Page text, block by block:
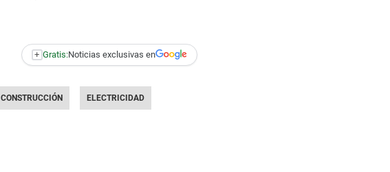
+ Gratis:Noticias exclusivas en
CONSTRUCCIÓN ELECTRICIDAD